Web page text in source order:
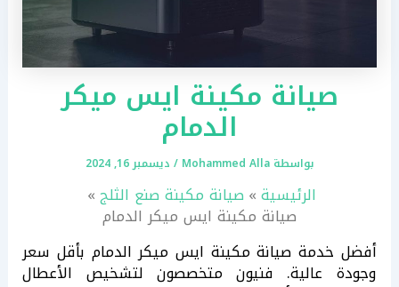
صيانة مكينة ايس ميكر
الدمام
بواسطة Mohammed Alla
/ ديسمبر 16, 2024
الرئيسية صيانة مكينة صنع الثلج
صيانة مكينة ايس ميكر الدمام
أفضل خدمة صيانة مكينة ايس ميكر الدمام بأقل سعر
وجودة عالية. فنيون متخصصون لتشخيص الأعطال